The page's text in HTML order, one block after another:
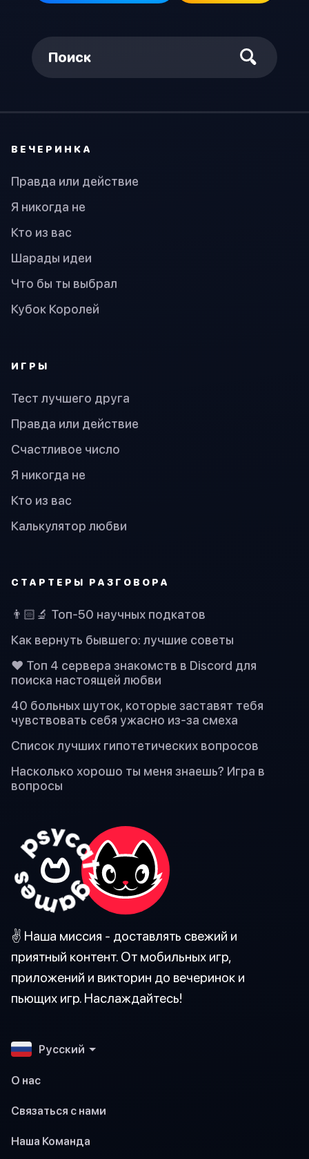
Поиск
ВЕЧЕРИНКА
Правда или действие
Я никогда не
Кто из вас
Шарады идеи
Что бы ты выбрал
Кубок Королей
ИГРЫ
Тест лучшего друга
Правда или действие
Счастливое число
Я никогда не
Кто из вас
Калькулятор любви
СТАРТЕРЫ РАЗГОВОРА
👨🏻‍🔬 Топ-50 научных подкатов
Как вернуть бывшего: лучшие советы
❤️ Топ 4 сервера знакомств в Discord для
поиска настоящей любви
40 больных шуток, которые заставят тебя
чувствовать себя ужасно из-за смеха
Список лучших гипотетических вопросов
Насколько хорошо ты меня знаешь? Игра в
вопросы
✌️ Наша миссия - доставлять свежий и
приятный контент. От мобильных игр,
приложений и викторин до вечеринок и
пьющих игр. Наслаждайтесь!
Pусский
О нас
Связаться с нами
Наша Команда